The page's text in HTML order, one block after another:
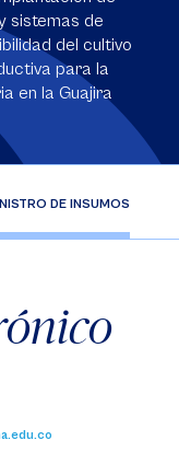
sistemas de
del cultivo
para la
en la Guajira
DE INSUMOS